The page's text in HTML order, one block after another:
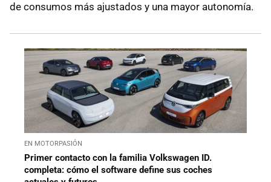
de consumos más ajustados y una mayor autonomía.
EN MOTORPASIÓN
Primer contacto con la familia Volkswagen ID.
completa: cómo el software define sus coches